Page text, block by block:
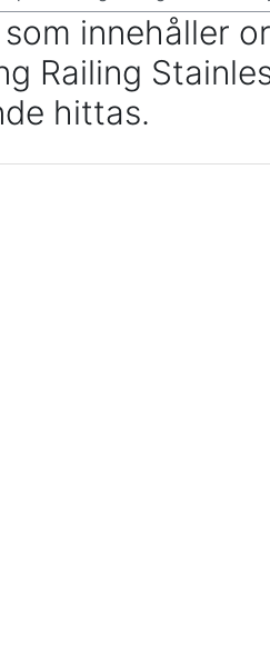
innehåller
Railing
hittas.